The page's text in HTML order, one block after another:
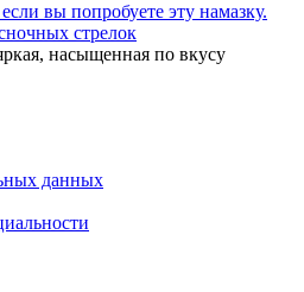
вы попробуете эту намазку.
стрелок
насыщенная по вкусу
данных